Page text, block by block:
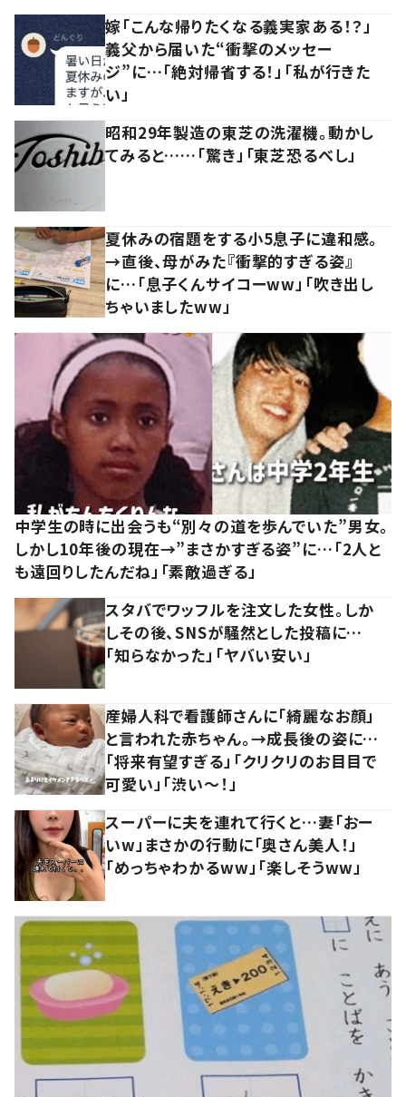
嫁「こんな帰りたくなる義実家ある！？」
義父から届いた“衝撃のメッセー
ジ”に…「絶対帰省する！」「私が行きた
い」
昭和29年製造の東芝の洗濯機。動かし
てみると……「驚き」「東芝恐るべし」
夏休みの宿題をする小5息子に違和感。
→直後、母がみた『衝撃的すぎる姿』
に…「息子くんサイコーww」「吹き出し
ちゃいましたww」
中学生の時に出会うも“別々の道を歩んでいた”男女。
しかし10年後の現在→”まさかすぎる姿”に…「2人と
も遠回りしたんだね」「素敵過ぎる」
スタバでワッフルを注文した女性。しか
しその後、SNSが騒然とした投稿に…
「知らなかった」「ヤバい安い」
産婦人科で看護師さんに「綺麗なお顔」
と言われた赤ちゃん。→成長後の姿に…
「将来有望すぎる」「クリクリのお目目で
可愛い」「渋い～！」
スーパーに夫を連れて行くと…妻「おー
いw」まさかの行動に「奥さん美人！」
「めっちゃわかるww」「楽しそうww」